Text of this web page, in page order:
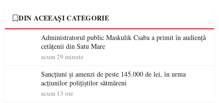
DIN ACEEAȘI CATEGORIE
Administratorul public Maskulik Csaba a primit în audiență
cetățenii din Satu Mare
acum 29 minute
Sancțiuni și amenzi de peste 145.000 de lei, în urma
acțiunilor polițiștilor sătmăreni
acum 13 ore